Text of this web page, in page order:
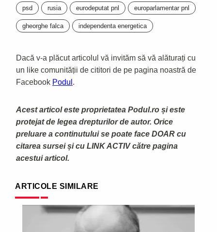
psd rusia eurodeputat pnl europarlamentar pnl
gheorghe falca independenta energetica
Dacă v-a plăcut articolul vă invităm să vă alăturați cu
un like comunității de cititori de pe pagina noastră de
Facebook Podul .
Acest articol este proprietatea Podul.ro și este
protejat de legea drepturilor de autor. Orice
preluare a continutului se poate face DOAR cu
citarea sursei și cu LINK ACTIV către pagina
acestui articol.
ARTICOLE SIMILARE